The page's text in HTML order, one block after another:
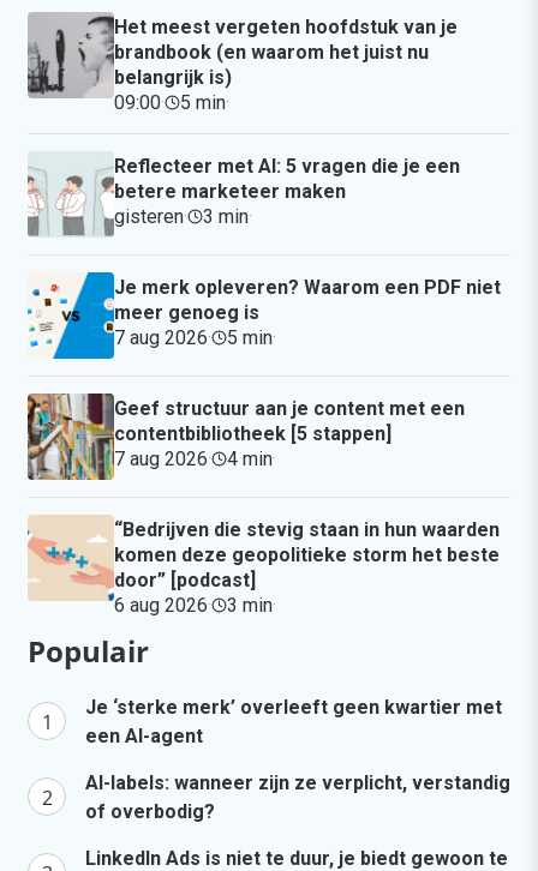
Het meest vergeten hoofdstuk van je
brandbook (en waarom het juist nu
belangrijk is)
09:00· 5 min·
Reflecteer met AI: 5 vragen die je een
betere marketeer maken
gisteren· 3 min·
Je merk opleveren? Waarom een PDF niet
meer genoeg is
7 aug 2026· 5 min·
Geef structuur aan je content met een
contentbibliotheek [5 stappen]
7 aug 2026· 4 min·
“Bedrijven die stevig staan in hun waarden
komen deze geopolitieke storm het beste
door” [podcast]
6 aug 2026· 3 min·
Populair
Je ‘sterke merk’ overleeft geen kwartier met
een AI-agent
AI-labels: wanneer zijn ze verplicht, verstandig
of overbodig?
LinkedIn Ads is niet te duur, je biedt gewoon te